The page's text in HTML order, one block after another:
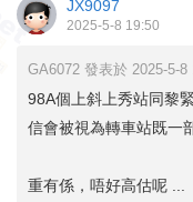
JX9097
2025-5-8 19:50
GA6072 發表於 2025-5-8
98A個上斜上秀站同黎
信會被視為轉車站既一
重有係，唔好高估呢 ...